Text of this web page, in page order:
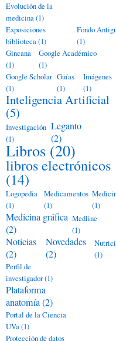
Evolución de la
medicina(1)
Exposiciones
biblioteca(1)
Fondo
(1)
Gincana
(1)
Google Académico
(1)
Google Scholar
(1)
Guías
(1)
Imágenes
(1)
Inteligencia Artificial
(5)
Investigación
(1)
Leganto
(2)
Libros (20)
libros electrónicos
(14)
Logopedia
(1)
Medicamentos
(1)
(1)
Medicina gráfica
(2)
Medline
(1)
Noticias
(2)
Novedades
(2)
(1)
Perfil de
investigador(1)
Plataforma
anatomía(2)
Portal de la Ciencia
UVa(1)
Protección de datos